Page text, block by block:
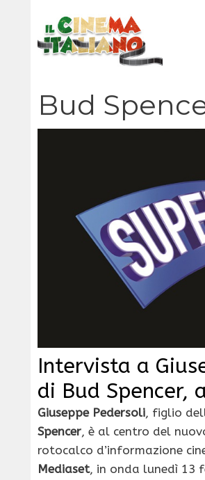
contenuto
Bud
Intervista a
di Bud Spencer,
Giuseppe Pedersoli, figlio
Spencer, è al centro del
rotocalco d’informazione
Mediaset, in onda lunedì 13